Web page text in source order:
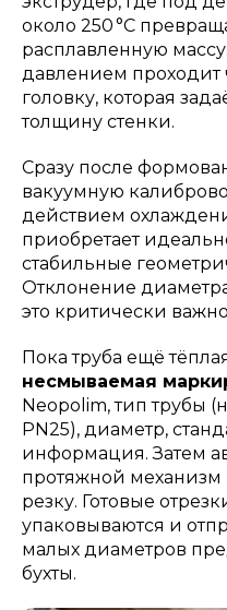
около 250 °C
расплавленную
давлением
головку, которая
толщину стенки.
Сразу после
вакуумную
действием
приобретает
стабильные
Отклонение
это критически
Пока труба ещё
несмываемая
Neopolim, тип трубы
PN25), диаметр,
информация. Затем
протяжной механизм
резку. Готовые
упаковываются и
малых диаметров
бухты.